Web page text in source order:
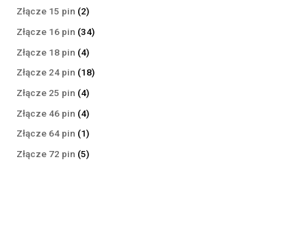
produktów
Złącze 15 pin 22
produkty
Złącze 16 pin 3434
Złącze 18 pin 44
produkty
Złącze 24 pin 1818
Złącze 25 pin 44
produkty
Złącze 46 pin 44
produkty
Złącze 64 pin 11
produkt
Złącze 72 pin 55